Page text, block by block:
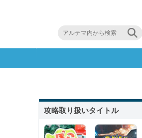
攻略取り扱いタイトル